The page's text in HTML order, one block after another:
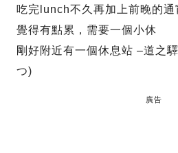
吃完lunch不久再加上前晚的
覺得有點累，需要一個小休
剛好附近有一個休息站 –道之
つ)
廣告